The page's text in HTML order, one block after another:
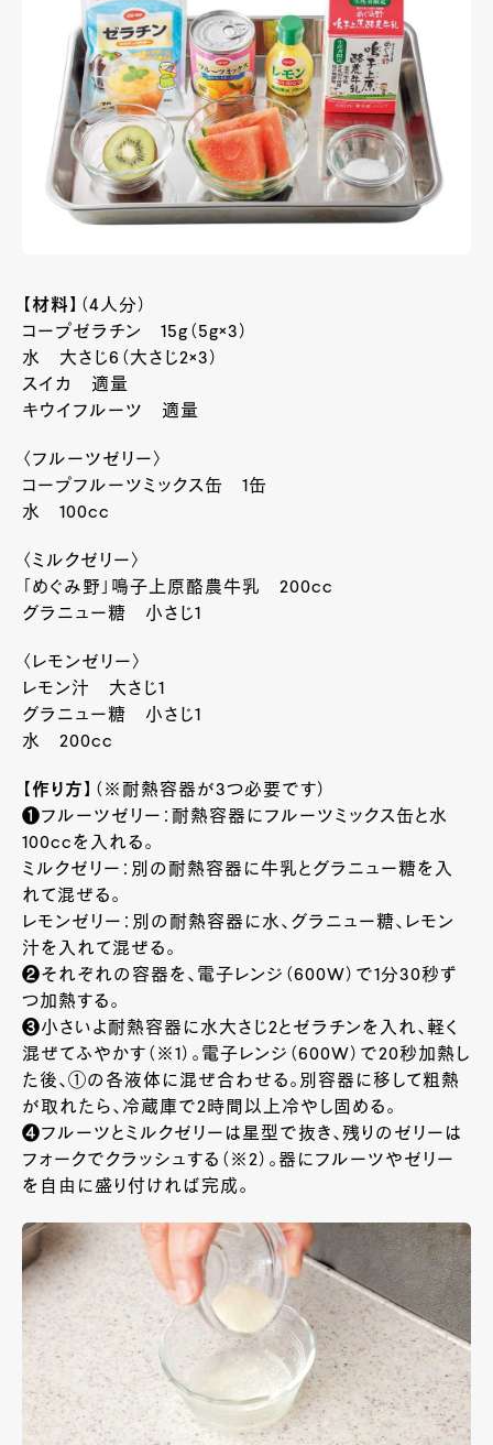
【材料】 （4人分）
コープゼラチン 15g（5g×3）
水 大さじ6（大さじ2×3）
スイカ 適量
キウイフルーツ 適量
〈フルーツゼリー〉
コープフルーツミックス缶 1缶
水 100cc
〈ミルクゼリー〉
「めぐみ野」鳴子上原酪農牛乳 200cc
グラニュー糖 小さじ1
〈レモンゼリー〉
レモン汁 大さじ1
グラニュー糖 小さじ1
水 200cc
【作り方】 （※耐熱容器が3つ必要です）
❶フルーツゼリー：耐熱容器にフルーツミックス缶と水
100ccを入れる。
ミルクゼリー：別の耐熱容器に牛乳とグラニュー糖を入
れて混ぜる。
レモンゼリー：別の耐熱容器に水、グラニュー糖、レモン
汁を入れて混ぜる。
❷それぞれの容器を、電子レンジ（600W）で1分30秒ず
つ加熱する。
❸小さいよ耐熱容器に水大さじ2とゼラチンを入れ、軽く
混ぜてふやかす（※1）。電子レンジ（600W）で20秒加熱し
た後、①の各液体に混ぜ合わせる。別容器に移して粗熱
が取れたら、冷蔵庫で2時間以上冷やし固める。
❹フルーツとミルクゼリーは星型で抜き、残りのゼリーは
フォークでクラッシュする（※2）。器にフルーツやゼリー
を自由に盛り付ければ完成。